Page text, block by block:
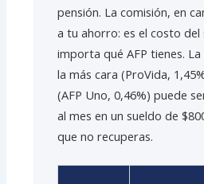
pensión. La comisión, en
a tu ahorro: es el costo del
importa qué AFP tienes.
la más cara (ProVida,
(AFP Uno, 0,46%) puede
al mes en un sueldo de
que no recuperas.